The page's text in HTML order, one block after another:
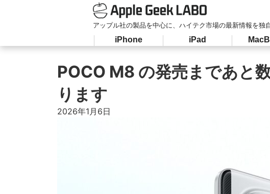
アップル社の製品を中心に、ハイテク市場の最新情報を独
iPhone iPad
POCO M8 の発売まであと
ります
2026年1月6日